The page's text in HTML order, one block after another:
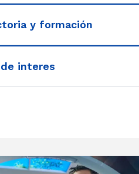
y formación
interes